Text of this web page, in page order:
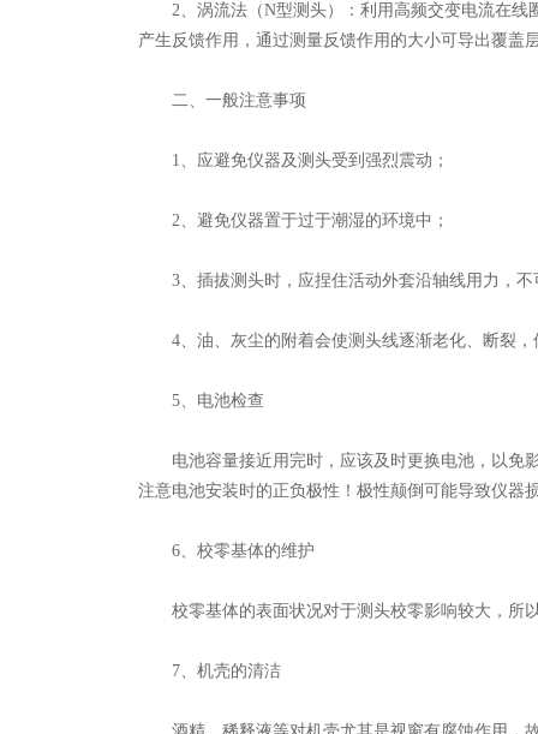
2、涡流法（N型测头）：利用高频交变电流在线
产生反馈作用，通过测量反馈作用的大小可导出覆盖
二、一般注意事项
1、应避免仪器及测头受到强烈震动；
2、避免仪器置于过于潮湿的环境中；
3、插拔测头时，应捏住活动外套沿轴线用力，不
4、油、灰尘的附着会使测头线逐渐老化、断裂，
5、电池检查
电池容量接近用完时，应该及时更换电池，以免影
注意电池安装时的正负极性！极性颠倒可能导致仪器
6、校零基体的维护
校零基体的表面状况对于测头校零影响较大，所
7、机壳的清洁